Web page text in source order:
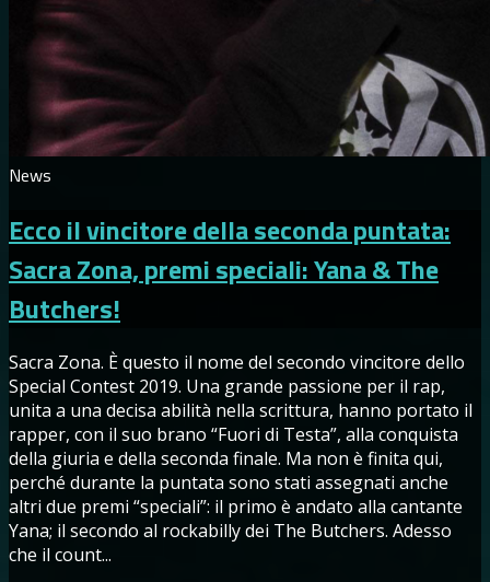
News
Ecco il vincitore della seconda puntata:
Sacra Zona, premi speciali: Yana & The
Butchers!
Sacra Zona. È questo il nome del secondo vincitore dello
Special Contest 2019. Una grande passione per il rap,
unita a una decisa abilità nella scrittura, hanno portato il
rapper, con il suo brano “Fuori di Testa”, alla conquista
della giuria e della seconda finale. Ma non è finita qui,
perché durante la puntata sono stati assegnati anche
altri due premi “speciali”: il primo è andato alla cantante
Yana; il secondo al rockabilly dei The Butchers. Adesso
che il count...